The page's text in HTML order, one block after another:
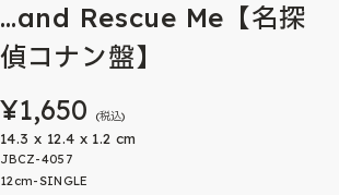
…and Rescue Me【名探
偵コナン盤】
¥1,650 (税込)
14.3 x 12.4 x 1.2 cm
JBCZ-4057
12cm-SINGLE